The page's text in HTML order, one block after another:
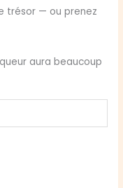
trésor — ou prenez
aura beaucoup